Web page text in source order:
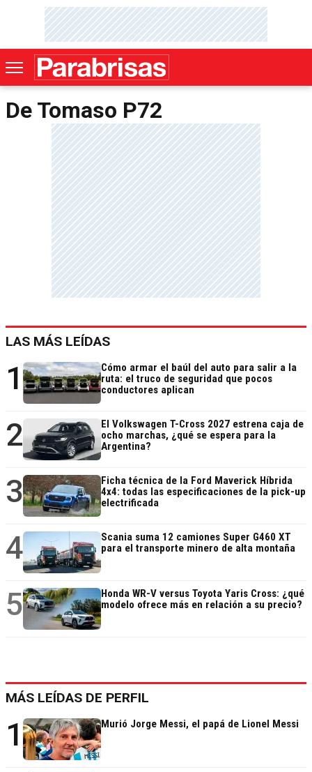
De Tomaso P72
LAS MÁS LEÍDAS
1
Cómo armar el baúl del auto para salir a la
ruta: el truco de seguridad que pocos
conductores aplican
2
El Volkswagen T-Cross 2027 estrena caja de
ocho marchas, ¿qué se espera para la
Argentina?
3
Ficha técnica de la Ford Maverick Híbrida
4x4: todas las especificaciones de la pick-up
electrificada
4
Scania suma 12 camiones Super G460 XT
para el transporte minero de alta montaña
5
Honda WR-V versus Toyota Yaris Cross: ¿qué
modelo ofrece más en relación a su precio?
MÁS LEÍDAS DE PERFIL
1 Murió Jorge Messi, el papá de Lionel Messi